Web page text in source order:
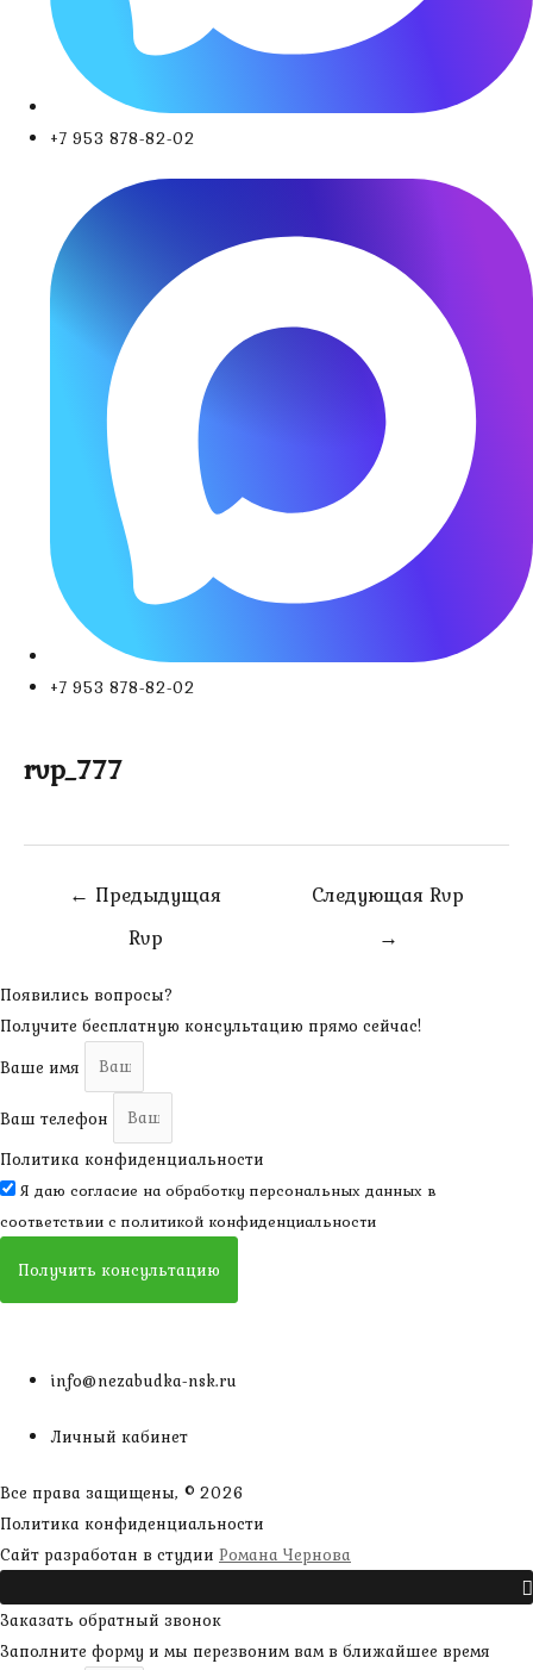
+7 953 878-82-02
+7 953 878-82-02
rvp_777
Навигация
← Предыдущая
Rvp
Следующая Rvp
→
Появились вопросы?
Получите бесплатную консультацию прямо сейчас!
Ваше имя
Ваш телефон
Политика конфиденциальности
Я даю согласие на обработку персональных данных в
соответствии с политикой конфиденциальности
Получить консультацию
info@nezabudka-nsk.ru
Личный кабинет
Все права защищены, © 2026
Политика конфиденциальности
Сайт разработан в студии Романа Чернова
Заказать обратный звонок
Заполните форму и мы перезвоним вам в ближайшее время